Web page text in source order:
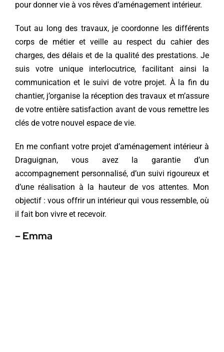
pour donner vie à vos rêves d’aménagement intérieur.
Tout au long des travaux, je coordonne les différents
corps de métier et veille au respect du cahier des
charges, des délais et de la qualité des prestations. Je
suis votre unique interlocutrice, facilitant ainsi la
communication et le suivi de votre projet. À la fin du
chantier, j’organise la réception des travaux et m’assure
de votre entière satisfaction avant de vous remettre les
clés de votre nouvel espace de vie.
En me confiant votre projet d’aménagement intérieur à
Draguignan, vous avez la garantie d’un
accompagnement personnalisé, d’un suivi rigoureux et
d’une réalisation à la hauteur de vos attentes. Mon
objectif : vous offrir un intérieur qui vous ressemble, où
il fait bon vivre et recevoir.
– Emma